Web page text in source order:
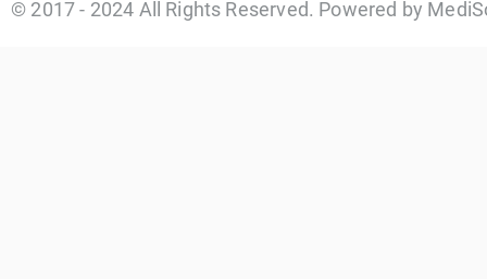
© 2017 - 2024 All Rights Reserved. Powered by